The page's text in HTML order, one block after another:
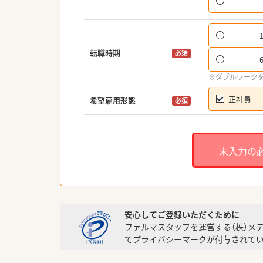
転職時期 必須
※ダブルワーク
希望雇用形態 必須 正社員
未入力の
安心してご登録いただくために
ファルマスタッフを運営する（株）
てプライバシーマークが付与されて